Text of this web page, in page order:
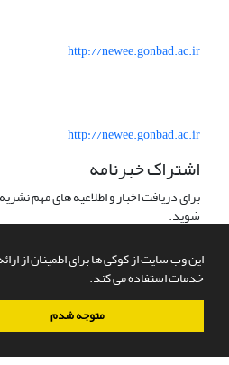
این وب سایت از کوکی ها برای اطمینان از
خدمات استفاده می کند.
متوجه شدم
http://newee.gonbad.ac.ir
http://newee.gonbad.ac.ir
اشتراک خبرنامه
برای دریافت اخبار و اطلاعیه های مهم
شوید.
سامانه مدیریت نشریات علمی.طراحی و